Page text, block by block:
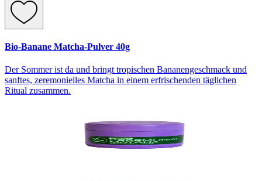
Bio-Banane Matcha-Pulver 40g
Der Sommer ist da und bringt tropischen Bananengeschmack und
sanftes, zeremonielles Matcha in einem erfrischenden täglichen
Ritual zusammen.